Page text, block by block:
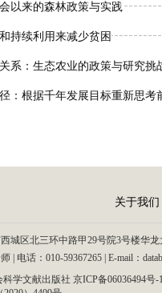
以来的森林政策与实践
持续利用来减少贫困
系：生态农业的政策与研究挑
：根据千年发展目标重新思考
关于我们
城区北三环中路甲29号院3号楼华
| 电话：010-59367265 | E-mail：
科学文献出版社 京ICP备06036494号-